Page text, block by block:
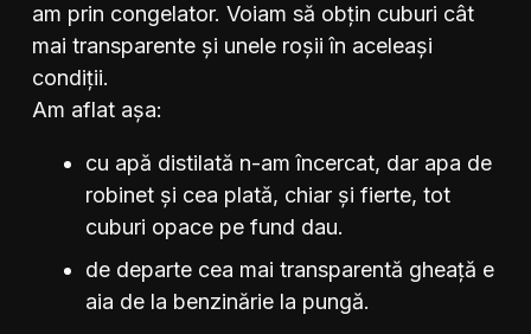
am prin congelator. Voiam să obțin cuburi cât
mai transparente și unele roșii în aceleași
condiții.
Am aflat așa:
cu apă distilată n-am încercat, dar apa de
robinet și cea plată, chiar și fierte, tot
cuburi opace pe fund dau.
de departe cea mai transparentă gheață e
aia de la benzinărie la pungă.